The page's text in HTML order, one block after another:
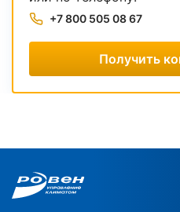
+7 800 505 08 67
Получить